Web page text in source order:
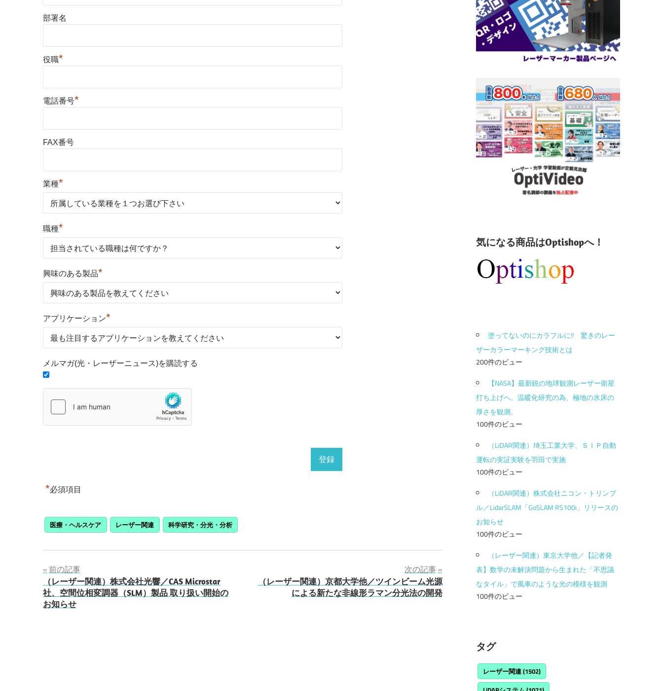
部署名
役職*
電話番号*
FAX番号
業種*
職種*
興味のある製品*
アプリケーション*
メルマガ(光・レーザーニュース)を購読する
*必須項目
医療・ヘルスケア レーザー関連 科学研究・分光・分析
投
稿
ナ
前の記事
（レーザー関連）株式会社光響／CAS Microstar
社、空間位相変調器（SLM）製品 取り扱い開始の
お知らせ
次の記事
（レーザー関連）京都大学他／ツインビーム光源
による新たな非線形ラマン分光法の開発
気になる商品はOptishopへ！
塗ってないのにカラフルに!! 驚きのレー
ザーカラーマーキング技術とは
200件のビュー
【NASA】最新鋭の地球観測レーザー衛星
打ち上げへ。温暖化研究の為、極地の氷床の
厚さを観測。
100件のビュー
（LiDAR関連）埼玉工業大学、ＳＩＰ自動
運転の実証実験を羽田で実施
100件のビュー
（LiDAR関連）株式会社ニコン・トリンブ
ル／LidarSLAM「GoSLAM RS100i」リリースの
お知らせ
100件のビュー
（レーザー関連）東京大学他／【記者発
表】数学の未解決問題から生まれた「不思議
なタイル」で風車のような光の模様を観測
100件のビュー
タグ
レーザー関連(1502)